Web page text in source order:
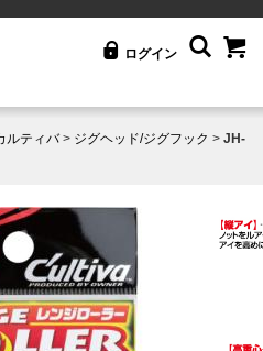
ログイン
ルティバ> ジグヘッド/ジグフック > JH-